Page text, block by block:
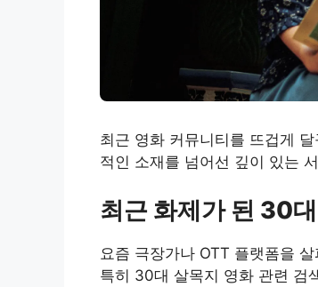
최근 영화 커뮤니티를 뜨겁게
적인 소재를 넘어선 깊이 있는
최근 화제가 된 30
요즘 극장가나 OTT 플랫폼을
특히 30대 살목지 영화 관련 검